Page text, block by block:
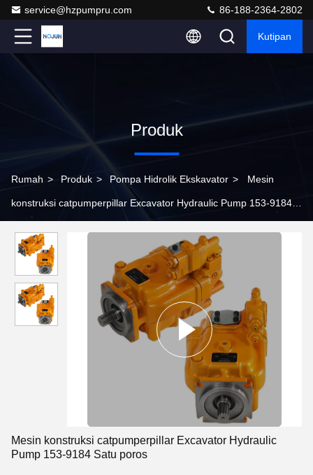
service@hzpumpru.com 86-188-2364-2802
Kutipan
Produk
Rumah > Produk > Pompa Hidrolik Ekskavator > Mesin
konstruksi catpumperpillar Excavator Hydraulic Pump 153-9184
Mesin konstruksi catpumperpillar Excavator Hydraulic
Pump 153-9184 Satu poros